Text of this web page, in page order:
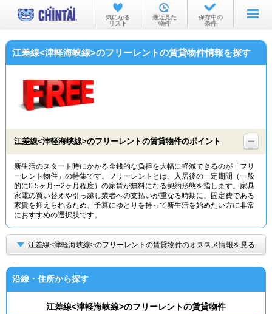
お部屋を探す
沿線・駅から
物件特集から
TOP
気になる
リスト
最近見た
物件
保存中の
条件
江差線<津軽海峡線>のフリーレントの賃貸物件情報を探す
江差線<津軽海峡線>のフリーレントの賃貸物件のポイント
新生活のスタート時にかかる金銭的な負担を大幅に軽減できるのが「フリ
ーレント物件」の特集です。フリーレントとは、入居後の一定期間（一般
的に0.5ヶ月〜2ヶ月程度）の家賃が無料になる契約形態を指します。家具
家電の買い替えや引っ越し業者への支払いが重なる時期に、固定費である
家賃を抑えられるため、予算にゆとりを持って新生活を始めたい方に非常
におすすめの選択肢です。
江差線<津軽海峡線>のフリーレントの賃貸物件のオススメ情報を見る
沿線・住所から探す
江差線<津軽海峡線>のフリーレントの賃貸物件